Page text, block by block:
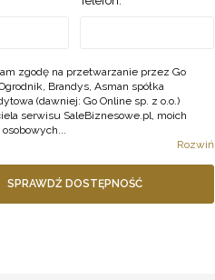
zgodę na przetwarzanie przez Go
Brandys, Asman spółka
(dawniej: Go Online sp. z o.o.)
serwisu SaleBiznesowe.pl, moich
Rozwiń
SPRAWDŹ DOSTĘPNOŚĆ